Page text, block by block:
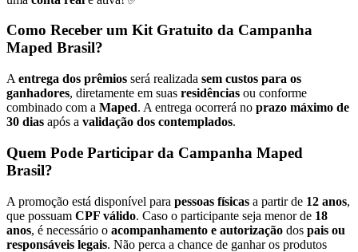
Como Receber um Kit Gratuito da Campanha
Maped Brasil?
A entrega dos prêmios será realizada sem custos para os
ganhadores, diretamente em suas residências ou conforme
combinado com a Maped. A entrega ocorrerá no prazo máximo de
30 dias após a validação dos contemplados.
Quem Pode Participar da Campanha Maped
Brasil?
A promoção está disponível para pessoas físicas a partir de 12 anos,
que possuam CPF válido. Caso o participante seja menor de 18
anos, é necessário o acompanhamento e autorização dos pais ou
responsáveis legais. Não perca a chance de ganhar os produtos